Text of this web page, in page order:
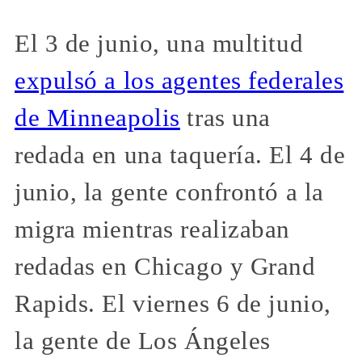
El 3 de junio, una multitud
expulsó a los agentes federales
de Minneapolis tras una
redada en una taquería. El 4 de
junio, la gente confrontó a la
migra mientras realizaban
redadas en Chicago y Grand
Rapids. El viernes 6 de junio,
la gente de Los Ángeles